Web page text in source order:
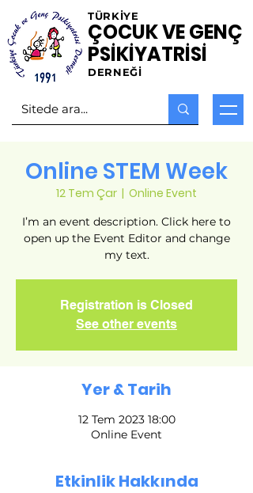
ÇOCUK VE GENÇ
PSİKİYATRİSİ
TÜRKİYE
DERNEĞİ
Online STEM Week
12 Tem Çar
  |
Online Event
I’m an event description. Click here to
open up the Event Editor and change
my text.
Registration is Closed
See other events
Yer & Tarih
12 Tem 2023 18:00
Online Event
Etkinlik Hakkında